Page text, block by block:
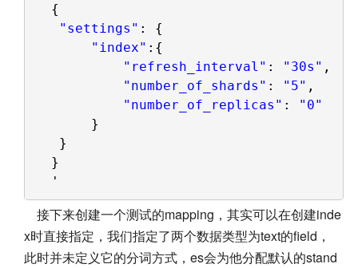
{
"settings" : {
"index" :{
"refresh_interval" : "30s" ,
"number_of_shards" : "5" ,
"number_of_replicas" :
"0"
}
}
}
'
接下来创建一个测试的mapping，其实可以在创建inde
x时直接指定，我们指定了两个数据类型为text的field，
此时并未定义它的分词方式，es会为他分配默认的stand